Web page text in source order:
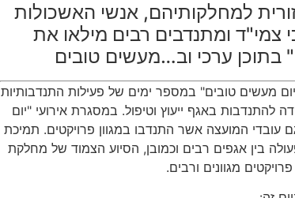
למחלקותיהם, אנשי האשכולות
צמי"ד ומתנדבים רבים מילאו את
בתוכן ערכי וב…מעשים טובים
"יום מעשים טובים" במספר ימים של פעילות התנדבותיות
להתנדבות באגף ייעוץ וטיפול. במסגרת אירועי "יום
עובדי המועצה אשר התנדבו במגוון פרויקטים. תמיכת
בין אגפים רבים וכמובן, הסיוע הצמוד של מחלקת
מגוונים ורבים.